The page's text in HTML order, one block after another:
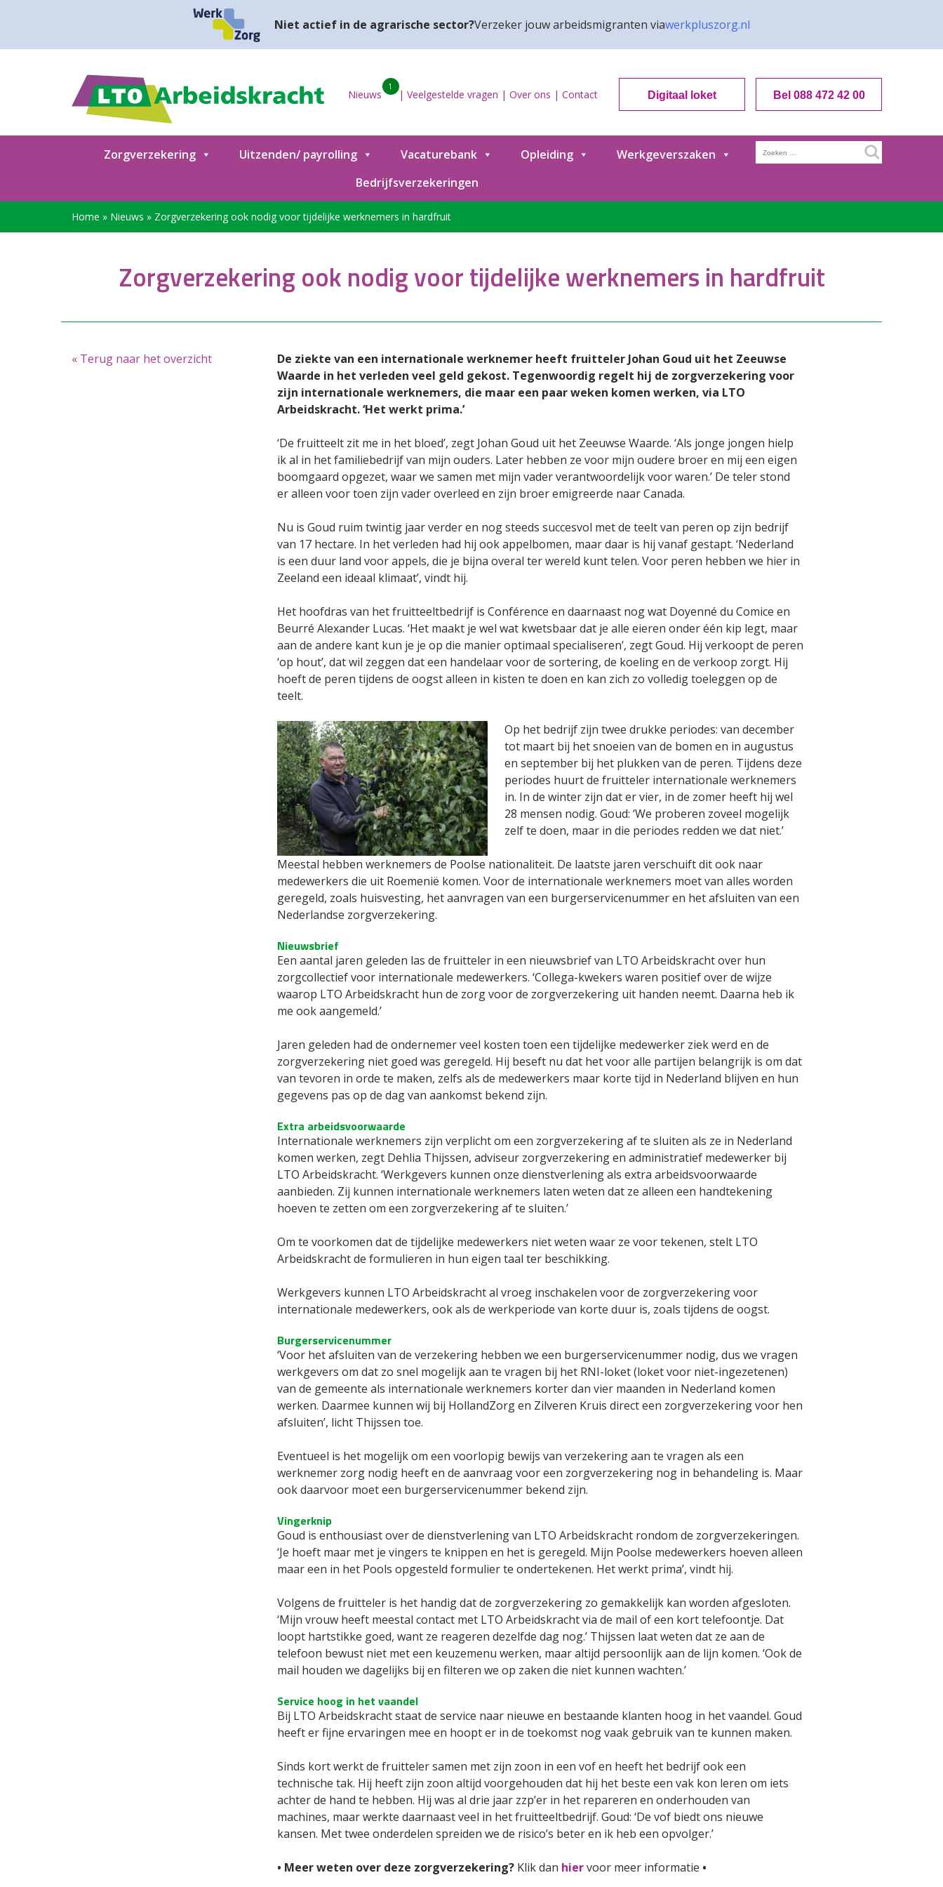
Niet actief in de agrarische sector?Verzeker jouw arbeidsmigranten viawerkpluszorg.nl
Nieuws
1
| Veelgestelde vragen | Over ons | Contact Digitaal loket Bel 088 472 42 00
Zorgverzekering Uitzenden/ payrolling Vacaturebank Opleiding
Werkgeverszaken
Bedrijfsverzekeringen
Zoeken
naar:
Home » Nieuws » Zorgverzekering ook nodig voor tijdelijke werknemers in hardfruit
Zorgverzekering ook nodig voor tijdelijke werknemers in hardfruit
« Terug naar het overzicht
De ziekte van een internationale werknemer heeft fruitteler Johan Goud uit het Zeeuwse
Waarde in het verleden veel geld gekost. Tegenwoordig regelt hij de zorgverzekering voor
zijn internationale werknemers, die maar een paar weken komen werken, via LTO
Arbeidskracht. ‘Het werkt prima.’
‘De fruitteelt zit me in het bloed’, zegt Johan Goud uit het Zeeuwse Waarde. ‘Als jonge jongen hielp
ik al in het familiebedrijf van mijn ouders. Later hebben ze voor mijn oudere broer en mij een eigen
boomgaard opgezet, waar we samen met mijn vader verantwoordelijk voor waren.’ De teler stond
er alleen voor toen zijn vader overleed en zijn broer emigreerde naar Canada.
Nu is Goud ruim twintig jaar verder en nog steeds succesvol met de teelt van peren op zijn bedrijf
van 17 hectare. In het verleden had hij ook appelbomen, maar daar is hij vanaf gestapt. ‘Nederland
is een duur land voor appels, die je bijna overal ter wereld kunt telen. Voor peren hebben we hier in
Zeeland een ideaal klimaat’, vindt hij.
Het hoofdras van het fruitteeltbedrijf is Conférence en daarnaast nog wat Doyenné du Comice en
Beurré Alexander Lucas. ‘Het maakt je wel wat kwetsbaar dat je alle eieren onder één kip legt, maar
aan de andere kant kun je je op die manier optimaal specialiseren’, zegt Goud. Hij verkoopt de peren
‘op hout’, dat wil zeggen dat een handelaar voor de sortering, de koeling en de verkoop zorgt. Hij
hoeft de peren tijdens de oogst alleen in kisten te doen en kan zich zo volledig toeleggen op de
teelt.
Op het bedrijf zijn twee drukke periodes: van december
tot maart bij het snoeien van de bomen en in augustus
en september bij het plukken van de peren. Tijdens deze
periodes huurt de fruitteler internationale werknemers
in. In de winter zijn dat er vier, in de zomer heeft hij wel
28 mensen nodig. Goud: ‘We proberen zoveel mogelijk
zelf te doen, maar in die periodes redden we dat niet.’
Meestal hebben werknemers de Poolse nationaliteit. De laatste jaren verschuift dit ook naar
medewerkers die uit Roemenië komen. Voor de internationale werknemers moet van alles worden
geregeld, zoals huisvesting, het aanvragen van een burgerservicenummer en het afsluiten van een
Nederlandse zorgverzekering.
Nieuwsbrief
Een aantal jaren geleden las de fruitteler in een nieuwsbrief van LTO Arbeidskracht over hun
zorgcollectief voor internationale medewerkers. ‘Collega-kwekers waren positief over de wijze
waarop LTO Arbeidskracht hun de zorg voor de zorgverzekering uit handen neemt. Daarna heb ik
me ook aangemeld.’
Jaren geleden had de ondernemer veel kosten toen een tijdelijke medewerker ziek werd en de
zorgverzekering niet goed was geregeld. Hij beseft nu dat het voor alle partijen belangrijk is om dat
van tevoren in orde te maken, zelfs als de medewerkers maar korte tijd in Nederland blijven en hun
gegevens pas op de dag van aankomst bekend zijn.
Extra arbeidsvoorwaarde
Internationale werknemers zijn verplicht om een zorgverzekering af te sluiten als ze in Nederland
komen werken, zegt Dehlia Thijssen, adviseur zorgverzekering en administratief medewerker bij
LTO Arbeidskracht. ‘Werkgevers kunnen onze dienstverlening als extra arbeidsvoorwaarde
aanbieden. Zij kunnen internationale werknemers laten weten dat ze alleen een handtekening
hoeven te zetten om een zorgverzekering af te sluiten.’
Om te voorkomen dat de tijdelijke medewerkers niet weten waar ze voor tekenen, stelt LTO
Arbeidskracht de formulieren in hun eigen taal ter beschikking.
Werkgevers kunnen LTO Arbeidskracht al vroeg inschakelen voor de zorgverzekering voor
internationale medewerkers, ook als de werkperiode van korte duur is, zoals tijdens de oogst.
Burgerservicenummer
‘Voor het afsluiten van de verzekering hebben we een burgerservicenummer nodig, dus we vragen
werkgevers om dat zo snel mogelijk aan te vragen bij het RNI-loket (loket voor niet-ingezetenen)
van de gemeente als internationale werknemers korter dan vier maanden in Nederland komen
werken. Daarmee kunnen wij bij HollandZorg en Zilveren Kruis direct een zorgverzekering voor hen
afsluiten’, licht Thijssen toe.
Eventueel is het mogelijk om een voorlopig bewijs van verzekering aan te vragen als een
werknemer zorg nodig heeft en de aanvraag voor een zorgverzekering nog in behandeling is. Maar
ook daarvoor moet een burgerservicenummer bekend zijn.
Vingerknip
Goud is enthousiast over de dienstverlening van LTO Arbeidskracht rondom de zorgverzekeringen.
‘Je hoeft maar met je vingers te knippen en het is geregeld. Mijn Poolse medewerkers hoeven alleen
maar een in het Pools opgesteld formulier te ondertekenen. Het werkt prima’, vindt hij.
Volgens de fruitteler is het handig dat de zorgverzekering zo gemakkelijk kan worden afgesloten.
‘Mijn vrouw heeft meestal contact met LTO Arbeidskracht via de mail of een kort telefoontje. Dat
loopt hartstikke goed, want ze reageren dezelfde dag nog.’ Thijssen laat weten dat ze aan de
telefoon bewust niet met een keuzemenu werken, maar altijd persoonlijk aan de lijn komen. ‘Ook de
mail houden we dagelijks bij en filteren we op zaken die niet kunnen wachten.’
Service hoog in het vaandel
Bij LTO Arbeidskracht staat de service naar nieuwe en bestaande klanten hoog in het vaandel. Goud
heeft er fijne ervaringen mee en hoopt er in de toekomst nog vaak gebruik van te kunnen maken.
Sinds kort werkt de fruitteler samen met zijn zoon in een vof en heeft het bedrijf ook een
technische tak. Hij heeft zijn zoon altijd voorgehouden dat hij het beste een vak kon leren om iets
achter de hand te hebben. Hij was al drie jaar zzp’er in het repareren en onderhouden van
machines, maar werkte daarnaast veel in het fruitteeltbedrijf. Goud: ‘De vof biedt ons nieuwe
kansen. Met twee onderdelen spreiden we de risico’s beter en ik heb een opvolger.’
• Meer weten over deze zorgverzekering? Klik dan hier voor meer informatie •